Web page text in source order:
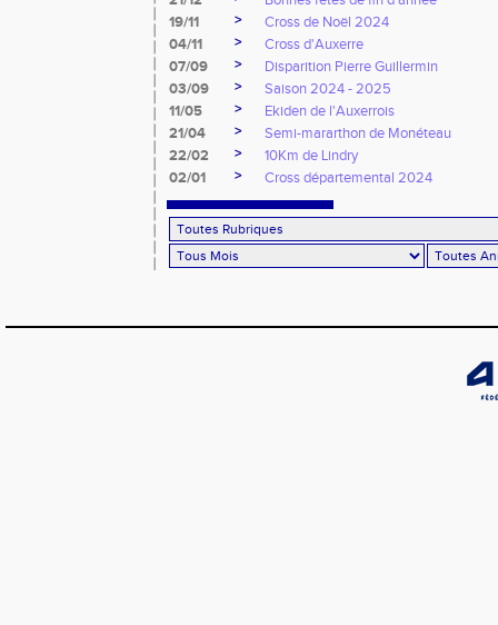
19/11
>
Cross de Noël 2024
04/11
>
Cross d'Auxerre
07/09
>
Disparition Pierre Guillermin
03/09
>
Saison 2024 - 2025
11/05
>
Ekiden de l'Auxerrois
21/04
>
Semi-mararthon de Monéteau
22/02
>
10Km de Lindry
02/01
> Cross départemental 2024